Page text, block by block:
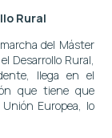
Rural
del Máster
Desarrollo Rural,
llega en el
que tiene que
Europea, lo